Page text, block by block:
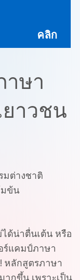
คลิก
ษา
ยาวชน
มต่างชาติ
ข้น
ได้น่าตื่นเต้น หรือ
ร์แคมป์ภาษา
หลักสูตรภาษา